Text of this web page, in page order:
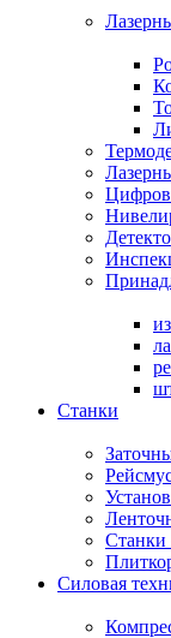
Станки
Станки
Силовая